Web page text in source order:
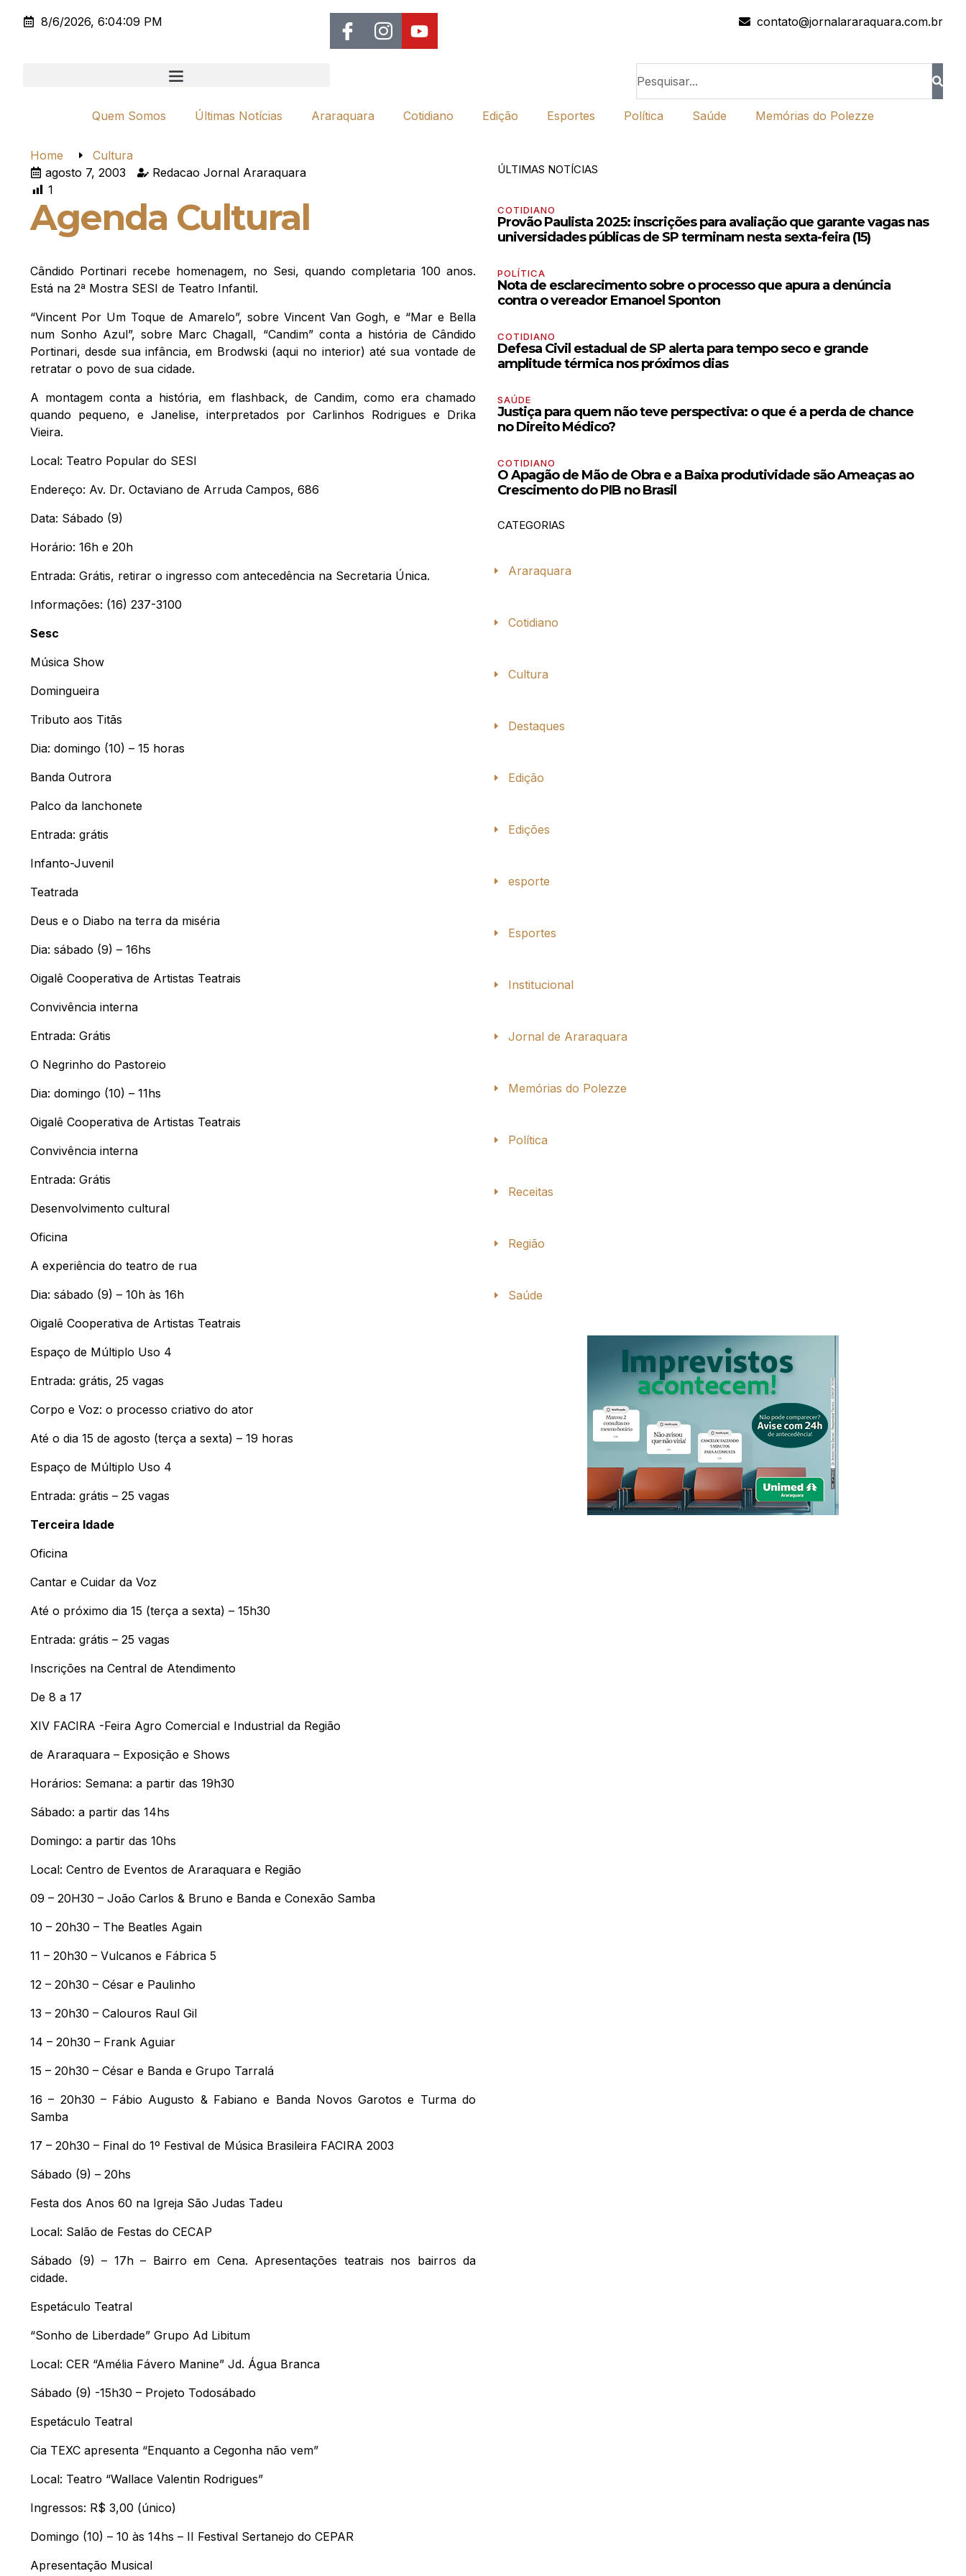
8/6/2026, 6:04:09 PM contato@jornalararaquara.com.br
Quem Somos Últimas Notícias Araraquara Cotidiano Edição Esportes Política Saúde Memórias do Polezze
Home
Cultura
agosto 7, 2003
Redacao Jornal Araraquara
1
Agenda Cultural
Cândido Portinari recebe homenagem, no Sesi, quando completaria 100 anos.
Está na 2ª Mostra SESI de Teatro Infantil.
“Vincent Por Um Toque de Amarelo”, sobre Vincent Van Gogh, e “Mar e Bella
num Sonho Azul”, sobre Marc Chagall, “Candim” conta a história de Cândido
Portinari, desde sua infância, em Brodwski (aqui no interior) até sua vontade de
retratar o povo de sua cidade.
A montagem conta a história, em flashback, de Candim, como era chamado
quando pequeno, e Janelise, interpretados por Carlinhos Rodrigues e Drika
Vieira.
Local: Teatro Popular do SESI
Endereço: Av. Dr. Octaviano de Arruda Campos, 686
Data: Sábado (9)
Horário: 16h e 20h
Entrada: Grátis, retirar o ingresso com antecedência na Secretaria Única.
Informações: (16) 237-3100
Sesc
Música Show
Domingueira
Tributo aos Titãs
Dia: domingo (10) – 15 horas
Banda Outrora
Palco da lanchonete
Entrada: grátis
Infanto-Juvenil
Teatrada
Deus e o Diabo na terra da miséria
Dia: sábado (9) – 16hs
Oigalê Cooperativa de Artistas Teatrais
Convivência interna
Entrada: Grátis
O Negrinho do Pastoreio
Dia: domingo (10) – 11hs
Oigalê Cooperativa de Artistas Teatrais
Convivência interna
Entrada: Grátis
Desenvolvimento cultural
Oficina
A experiência do teatro de rua
Dia: sábado (9) – 10h às 16h
Oigalê Cooperativa de Artistas Teatrais
Espaço de Múltiplo Uso 4
Entrada: grátis, 25 vagas
Corpo e Voz: o processo criativo do ator
Até o dia 15 de agosto (terça a sexta) – 19 horas
Espaço de Múltiplo Uso 4
Entrada: grátis – 25 vagas
Terceira Idade
Oficina
Cantar e Cuidar da Voz
Até o próximo dia 15 (terça a sexta) – 15h30
Entrada: grátis – 25 vagas
Inscrições na Central de Atendimento
De 8 a 17
XIV FACIRA -Feira Agro Comercial e Industrial da Região
de Araraquara – Exposição e Shows
Horários: Semana: a partir das 19h30
Sábado: a partir das 14hs
Domingo: a partir das 10hs
Local: Centro de Eventos de Araraquara e Região
09 – 20H30 – João Carlos & Bruno e Banda e Conexão Samba
10 – 20h30 – The Beatles Again
11 – 20h30 – Vulcanos e Fábrica 5
12 – 20h30 – César e Paulinho
13 – 20h30 – Calouros Raul Gil
14 – 20h30 – Frank Aguiar
15 – 20h30 – César e Banda e Grupo Tarralá
16 – 20h30 – Fábio Augusto & Fabiano e Banda Novos Garotos e Turma do
Samba
17 – 20h30 – Final do 1º Festival de Música Brasileira FACIRA 2003
Sábado (9) – 20hs
Festa dos Anos 60 na Igreja São Judas Tadeu
Local: Salão de Festas do CECAP
Sábado (9) – 17h – Bairro em Cena. Apresentações teatrais nos bairros da
cidade.
Espetáculo Teatral
“Sonho de Liberdade” Grupo Ad Libitum
Local: CER “Amélia Fávero Manine” Jd. Água Branca
Sábado (9) -15h30 – Projeto Todosábado
Espetáculo Teatral
Cia TEXC apresenta “Enquanto a Cegonha não vem”
Local: Teatro “Wallace Valentin Rodrigues”
Ingressos: R$ 3,00 (único)
Domingo (10) – 10 às 14hs – II Festival Sertanejo do CEPAR
Apresentação Musical
ÚLTIMAS NOTÍCIAS
COTIDIANO
Provão Paulista 2025: inscrições para avaliação que garante vagas nas
universidades públicas de SP terminam nesta sexta-feira (15)
POLÍTICA
Nota de esclarecimento sobre o processo que apura a denúncia
contra o vereador Emanoel Sponton
COTIDIANO
Defesa Civil estadual de SP alerta para tempo seco e grande
amplitude térmica nos próximos dias
SAÚDE
Justiça para quem não teve perspectiva: o que é a perda de chance
no Direito Médico?
COTIDIANO
O Apagão de Mão de Obra e a Baixa produtividade são Ameaças ao
Crescimento do PIB no Brasil
CATEGORIAS
Araraquara
Cotidiano
Cultura
Destaques
Edição
Edições
esporte
Esportes
Institucional
Jornal de Araraquara
Memórias do Polezze
Política
Receitas
Região
Saúde